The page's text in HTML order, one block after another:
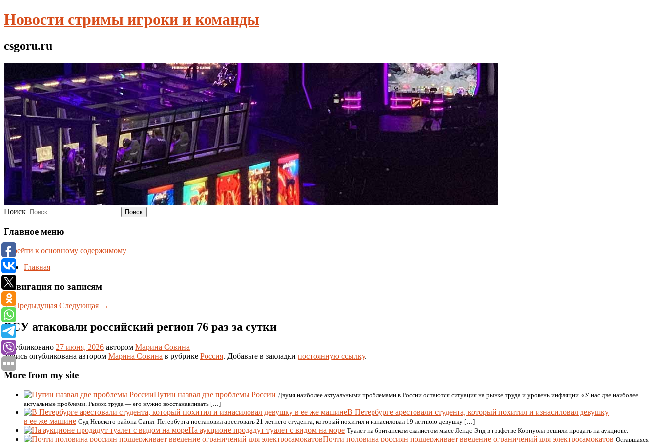
Новости стримы игроки и команды
csgoru.ru
Поиск
Главное меню
Перейти к основному содержимому
Главная
Навигация по записям
←Предыдущая Следующая →
ВСУ атаковали российский регион 76 раз за сутки
Опубликовано 27 июня, 2026 автором Марина Совина
Запись опубликована автором Марина Совина в рубрике Россия. Добавьте в закладки постоянную ссылку.
More from my site
Путин назвал две проблемы России Двумя наиболее актуальными проблемами в России остаются ситуация на рынке труда и уровень инфляции. «У нас две наиболее
актуальные проблемы. Рынок труда — его нужно восстанавливать […]
В Петербурге арестовали студента, который похитил и изнасиловал девушку
в ее же машине Суд Невского района Санкт-Петербурга постановил арестовать 21-летнего студента, который похитил и изнасиловал 19-летнюю девушку […]
На аукционе продадут туалет с видом на море Туалет на британском скалистом мысе Лендс-Энд в графстве Корнуолл решили продать на аукционе.
Почти половина россиян поддерживает введение ограничений для электросамокатов Оставшаяся